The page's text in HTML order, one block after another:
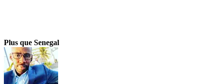
Plus que Senegal